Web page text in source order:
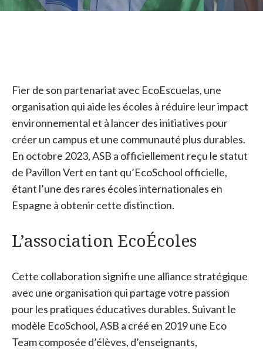
Fier de son partenariat avec EcoEscuelas, une
organisation qui aide les écoles à réduire leur impact
environnemental et à lancer des initiatives pour
créer un campus et une communauté plus durables.
En octobre 2023, ASB a officiellement reçu le statut
de Pavillon Vert en tant qu’EcoSchool officielle,
étant l’une des rares écoles internationales en
Espagne à obtenir cette distinction.
L’association EcoÉcoles
Cette collaboration signifie une alliance stratégique
avec une organisation qui partage votre passion
pour les pratiques éducatives durables. Suivant le
modèle EcoSchool, ASB a créé en 2019 une Eco
Team composée d’élèves, d’enseignants,